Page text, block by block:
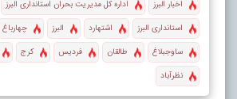
اخبار البرز
اداره کل مدیریت بحران استانداری البرز
استانداری البرز
اشتهارد البرز چهارباغ
ساوجبلاغ
طالقان فردیس کرج
نظرآباد